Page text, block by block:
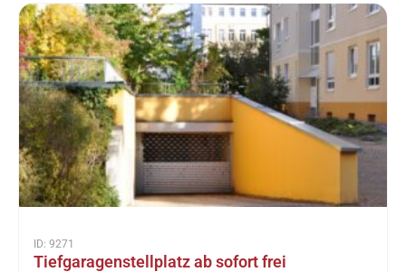
ID: 9271
Tiefgaragenstellplatz ab sofort frei